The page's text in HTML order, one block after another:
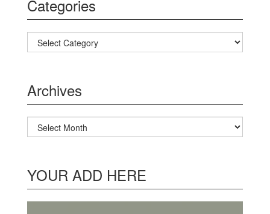
Categories
Categories
Archives
Archives
YOUR ADD HERE